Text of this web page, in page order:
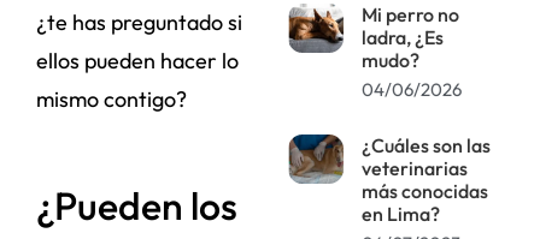
¿te has preguntado si
ellos pueden hacer lo
mismo contigo?
¿Pueden los
Mi perro no
ladra, ¿Es
mudo?
04/06/2026
¿Cuáles son las
veterinarias
más conocidas
en Lima?